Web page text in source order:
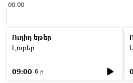
00:00
Ուղիղ եթեր
Լուրեր
09:00 6 ր